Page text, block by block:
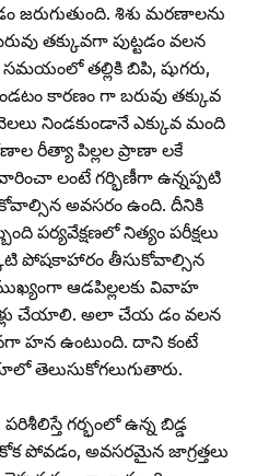
జరుగుతుంది. శిశు మరణాలను
తక్కువగా పుట్టడం వలన
సమయంలో తల్లికి బిపి, షుగరు,
కారణం గా బరువు తక్కువ
నిండకుండానే ఎక్కువ మంది
రీత్యా పిల్లల ప్రాణా లకే
లంటే గర్భిణీగా ఉన్నప్పటి
అవసరం ఉంది. దీనికి
పర్యవేక్షణలో నిత్యం పరీక్షలు
పోషకాహారం తీసుకోవాల్సిన
ఆడపిల్లలకు వివాహ
చేయాలి. అలా చేయ డం వలన
హన ఉంటుంది. దాని కంటే
తెలుసుకోగలుగుతారు.
గర్భంలో ఉన్న బిడ్డ
పోవడం, అవసరమైన జాగ్రత్తలు